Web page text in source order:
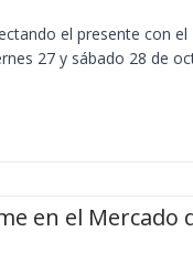
el presente con el
27 y sábado 28 de
en el Mercado